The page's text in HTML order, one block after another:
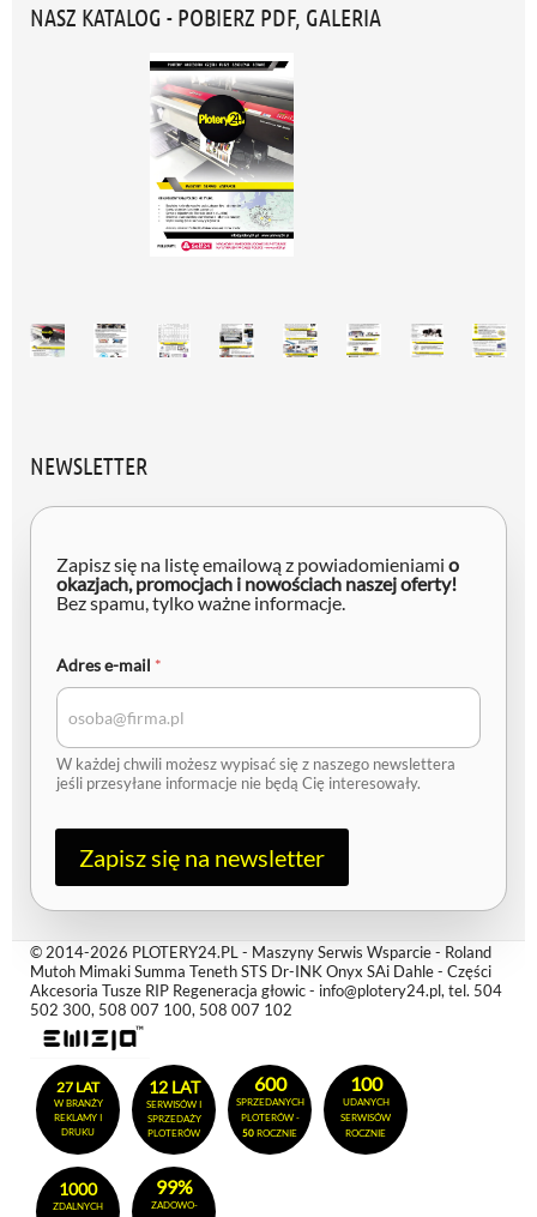
NASZ KATALOG - POBIERZ PDF, GALERIA
NEWSLETTER
Zapisz się na listę emailową z powiadomieniami o
okazjach, promocjach i nowościach naszej oferty!
Bez spamu, tylko ważne informacje.
d
r
e
-
m
i
d
r
s
Adres e-mail *
W każdej chwili możesz wypisać się z naszego newslettera
jeśli przesyłane informacje nie będą Cię interesowały.
Zapisz się na newsletter
© 2014-2026 PLOTERY24.PL - Maszyny Serwis Wsparcie - Roland
Mutoh Mimaki Summa Teneth STS Dr-INK Onyx SAi Dahle - Części
Akcesoria Tusze RIP Regeneracja głowic - info@plotery24.pl, tel. 504
502 300, 508 007 100, 508 007 102
27 LAT
W BRANŻY
REKLAMY I
DRUKU
12 LAT
SERWISÓW I
SPRZEDAŻY
PLOTERÓW
600
SPRZEDANYCH
PLOTERÓW -
50 ROCZNIE
100
UDANYCH
SERWISÓW
ROCZNIE
1000
ZDALNYCH
99%
ZADOWO-